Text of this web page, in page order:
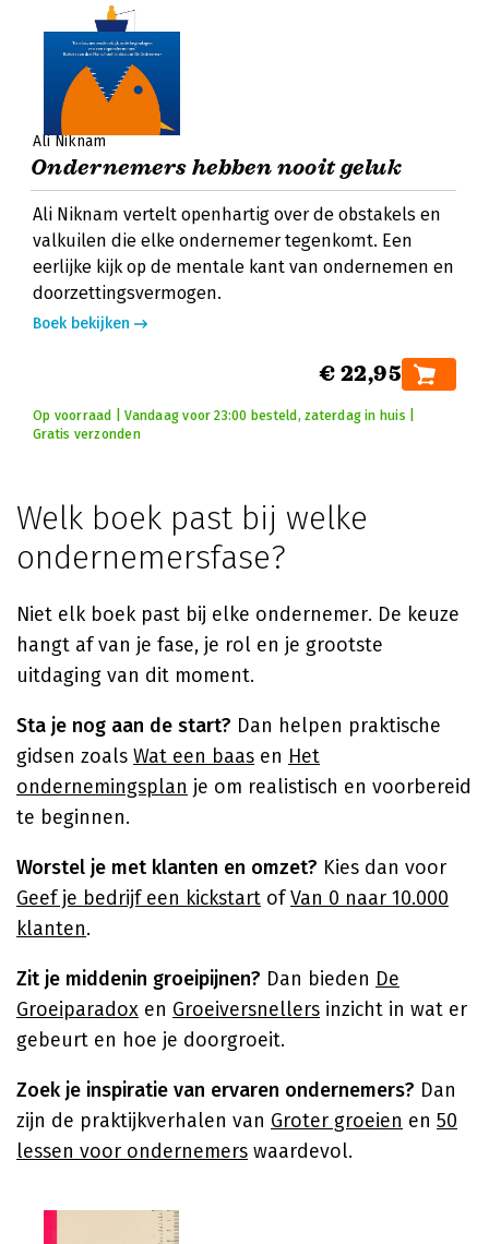
Ali Niknam
Ondernemers hebben nooit geluk
Ali Niknam vertelt openhartig over de obstakels en
valkuilen die elke ondernemer tegenkomt. Een
eerlijke kijk op de mentale kant van ondernemen en
doorzettingsvermogen.
Boek bekijken
€ 22,95
Op voorraad | Vandaag voor 23:00 besteld, zaterdag in huis |
Gratis verzonden
Welk boek past bij welke
ondernemersfase?
Niet elk boek past bij elke ondernemer. De keuze
hangt af van je fase, je rol en je grootste
uitdaging van dit moment.
Sta je nog aan de start? Dan helpen praktische
gidsen zoals Wat een baas en Het
ondernemingsplan je om realistisch en voorbereid
te beginnen.
Worstel je met klanten en omzet? Kies dan voor
Geef je bedrijf een kickstart ofVan 0 naar 10.000
klanten.
Zit je middenin groeipijnen? Dan bieden De
Groeiparadox en Groeiversnellers inzicht in wat er
gebeurt en hoe je doorgroeit.
Zoek je inspiratie van ervaren ondernemers? Dan
zijn de praktijkverhalen van Groter groeien en 50
lessen voor ondernemers waardevol.